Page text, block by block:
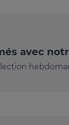
avec